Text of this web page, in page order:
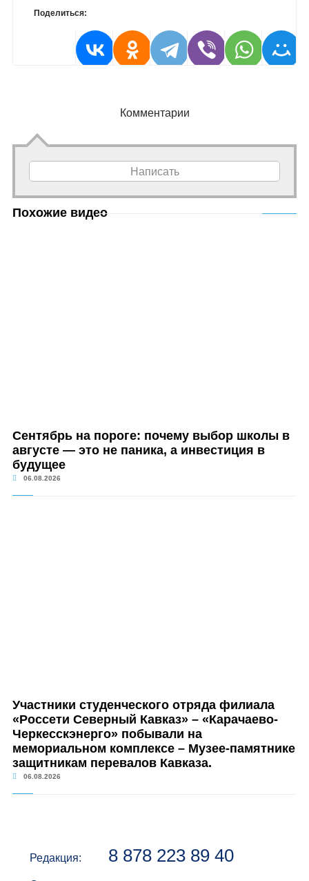
Поделиться:
Комментарии
Написать
Похожие видео
Сентябрь на пороге: почему выбор школы в
августе — это не паника, а инвестиция в
будущее
06.08.2026
Участники студенческого отряда филиала
«Россети Северный Кавказ» – «Карачаево-
Черкесскэнерго» побывали на
мемориальном комплексе – Музее-памятнике
защитникам перевалов Кавказа.
06.08.2026
Редакция: 8 878 223 89 40